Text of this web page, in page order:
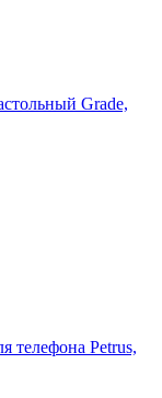
Grade,
телефона Petrus,